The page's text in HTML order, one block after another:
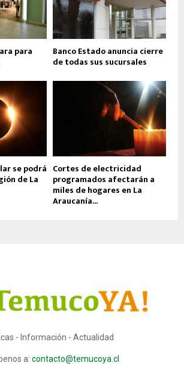
para Banco Estado anuncia cierre
de todas sus sucursales
se podrá
de La
Cortes de electricidad
programados afectarán a
miles de hogares en La
Araucanía...
- Información - Actualidad
a: contacto@temucoya.cl